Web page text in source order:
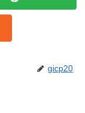
gicp20